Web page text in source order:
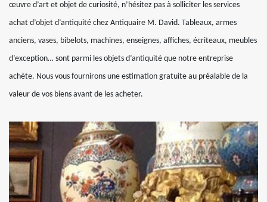
œuvre d’art et objet de curiosité, n’hésitez pas à solliciter les services
achat d’objet d’antiquité chez Antiquaire M. David. Tableaux, armes
anciens, vases, bibelots, machines, enseignes, affiches, écriteaux, meubles
d’exception… sont parmi les objets d’antiquité que notre entreprise
achète. Nous vous fournirons une estimation gratuite au préalable de la
valeur de vos biens avant de les acheter.